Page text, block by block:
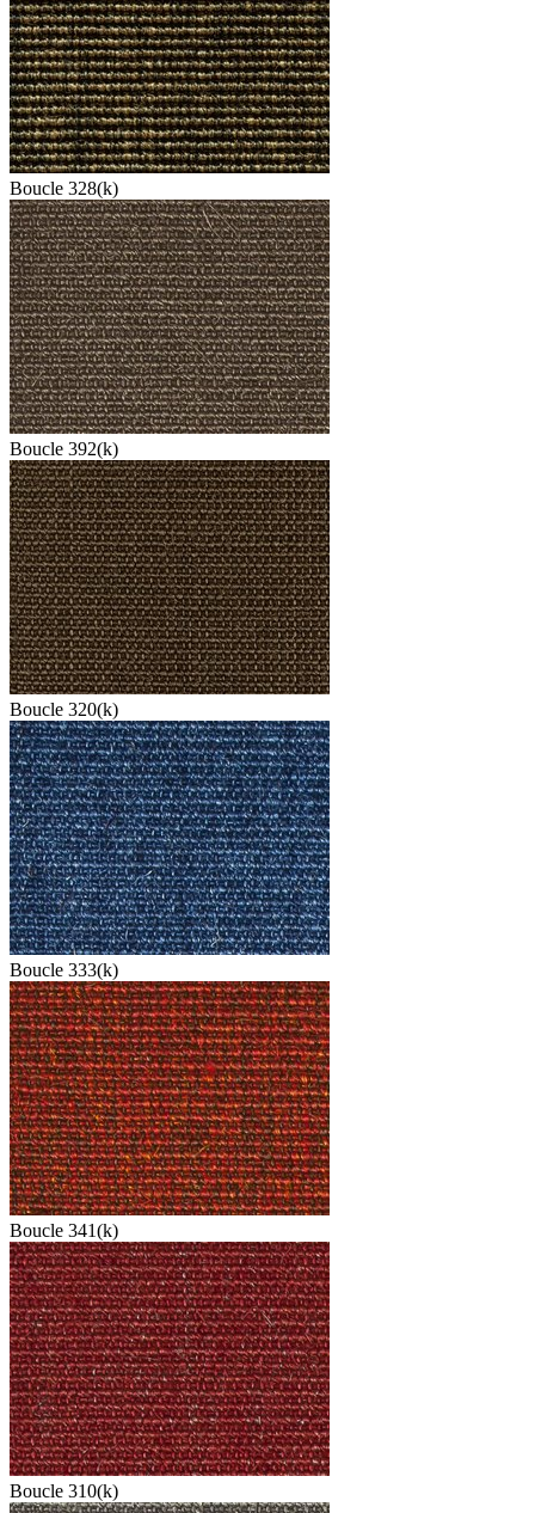
Boucle 328(k)
Boucle 392(k)
Boucle 320(k)
Boucle 333(k)
Boucle 341(k)
Boucle 310(k)